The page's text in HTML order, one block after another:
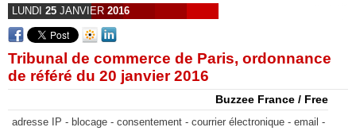
LUNDI 25 JANVIER 2016
Tribunal de commerce de Paris, ordonnance
de référé du 20 janvier 2016
Buzzee France / Free
adresse IP - blocage - consentement - courrier électronique - email -